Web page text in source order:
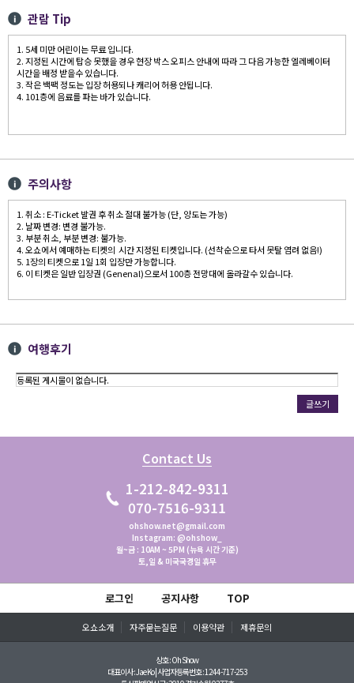
관람 Tip
1. 5세 미만 어린이는 무료 입니다.
2. 지정된 시간에 탑승 못했을 경우 현장 박스 오피스 안내에 따라 그 다음 가능한 엘레베이터
시간을 배정 받을수 있습니다.
3. 작은 백팩 정도는 입장 허용되나 캐리어 허용 안됩니다.
4. 101층에 음료를 파는 바가 있습니다.
주의사항
1. 취소 : E-Ticket 발권 후 취소 절대 불가능 (단, 양도는 가능)
2. 날짜 변경: 변경 불가능.
3. 부분 취소, 부분 변경: 불가능.
4. 오쇼에서 예매하는 티켓의 시간 지정된 티켓입니다. (선착순으로 타서 못탈 염려 없음!)
5. 1장의 티켓으로 1일 1회 입장만 가능합니다.
6. 이 티켓은 일반 입장권 (Genenal)으로서 100층 전망대에 올라갈수 있습니다.
여행후기
등록된 게시물이 없습니다.
글쓰기
Contact Us
1-212-842-9311
070-7516-9311
ohshow.net@gmail.com
Instagram: @ohshow_
월~금 : 10AM ~ 5PM (뉴욕 시간 기준)
토,일 & 미국국경일 휴무
로그인 공지사항 TOP
오쇼소개 자주묻는질문 이용약관 제휴문의
상호 : Oh Show
대표이사 : Jae Ko | 사업자등록번호 : 1244-717-253